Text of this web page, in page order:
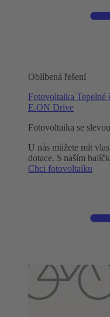
Oblíbená řešení
Fotovoltaika Tepelné
E.ON Drive
Fotovoltaika se
U nás můžete mít
dotace. S naším
Chci fotovoltaiku